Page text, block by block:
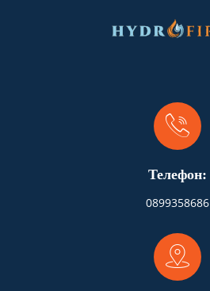
Телефон:
0899358686